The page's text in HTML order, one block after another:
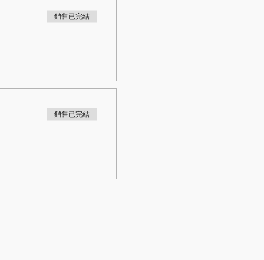
銷售已完結
銷售已完結